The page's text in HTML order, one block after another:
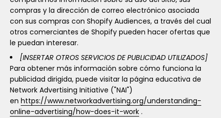
compras y la dirección de correo electrónico asociada
con sus compras con Shopify Audiences, a través del cual
otros comerciantes de Shopify pueden hacer ofertas que
le puedan interesar.
[INSERTAR OTROS SERVICIOS DE PUBLICIDAD UTILIZADOS]
Para obtener más información sobre cómo funciona la
publicidad dirigida, puede visitar la página educativa de
Network Advertising Initiative ("NAI")
en https://www.networkadvertising.org/understanding-
online-advertising/how-does-it-work .